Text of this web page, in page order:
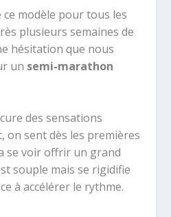
modèle pour tous les
plusieurs semaines de
hésitation que nous
un semi-marathon
des sensations
on sent dès les premières
se voir offrir un grand
souple mais se rigidifie
à accélérer le rythme.